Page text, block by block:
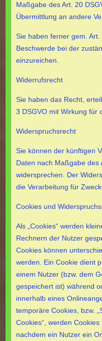
Maßgabe des Art. 20
Übermittlung an andere
Sie haben ferner gem.
Beschwerde bei der
einzureichen.
Widerrufsrecht
Sie haben das Recht,
3 DSGVO mit Wirkung für
Widerspruchsrecht
Sie können der künftigen
Daten nach Maßgabe des
widersprechen. Der
die Verarbeitung für
Cookies und
Als „Cookies“ werden
Rechnern der Nutzer
Cookies können
werden. Ein Cookie dient
einem Nutzer (bzw. dem
gespeichert ist) während
innerhalb eines
temporäre Cookies, bzw.
Cookies“, werden
nachdem ein Nutzer ein